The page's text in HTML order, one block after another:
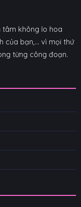
tâm không lo hoa
của bạn,... vì mọi thứ
từng công đoạn.